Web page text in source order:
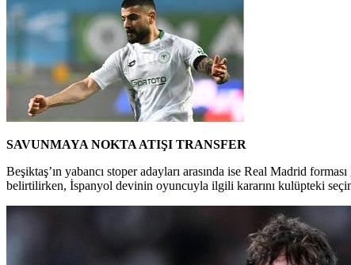
SAVUNMAYA NOKTA ATIŞI TRANSFER
Beşiktaş’ın yabancı stoper adayları arasında ise Real Madrid
belirtilirken, İspanyol devinin oyuncuyla ilgili kararını kulüpteki